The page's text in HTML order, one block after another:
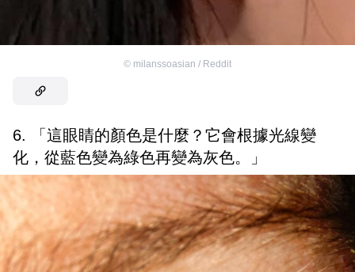
© milanssoasian / Reddit
6. 「這眼睛的顏色是什麼？它會根據光線變
化，從藍色變為綠色再變為灰色。」